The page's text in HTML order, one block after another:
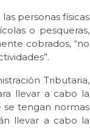
personas físicas
o pesqueras,
cobrados, “no
Tributaria,
llevar a cabo la
se tengan normas
llevar a cabo la